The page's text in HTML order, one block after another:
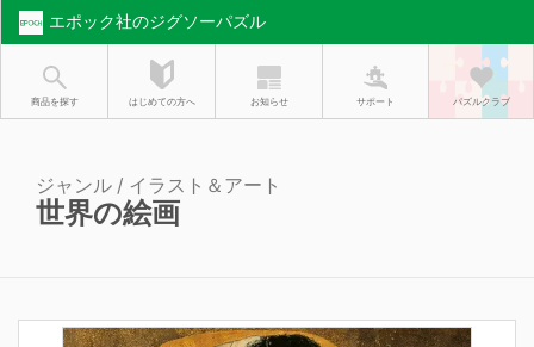
エポック社のジグソーパズル
商品を探す はじめての方へ お知らせ サポート パズルクラブ
ジャンル / イラスト＆アート
世界の絵画